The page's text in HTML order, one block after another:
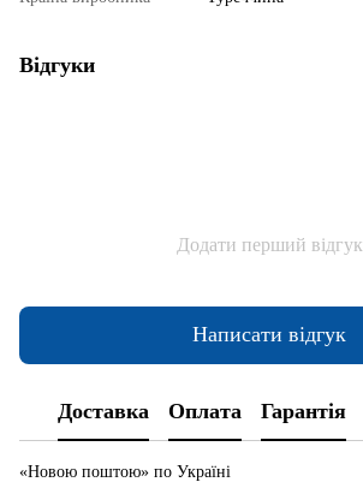
Відгуки
Додати перший відгук
Написати відгук
Доставка Оплата Гарантія
«Новою поштою» по Україні